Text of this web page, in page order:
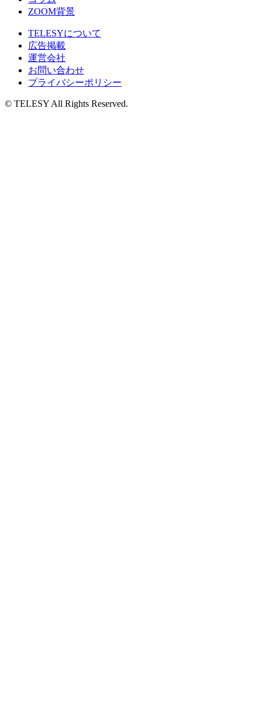
ZOOM背景
TELESYについて
広告掲載
運営会社
お問い合わせ
プライバシーポリシー
© TELESY All Rights Reserved.